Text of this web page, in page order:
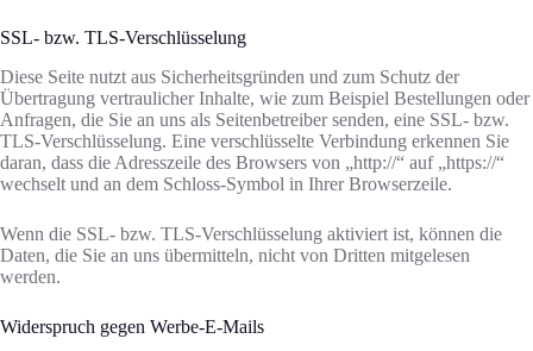
SSL- bzw. TLS-Verschlüsselung
Diese Seite nutzt aus Sicherheitsgründen und zum Schutz der
Übertragung vertraulicher Inhalte, wie zum Beispiel Bestellungen oder
Anfragen, die Sie an uns als Seitenbetreiber senden, eine SSL- bzw.
TLS-Verschlüsselung. Eine verschlüsselte Verbindung erkennen Sie
daran, dass die Adresszeile des Browsers von „http://“ auf „https://“
wechselt und an dem Schloss-Symbol in Ihrer Browserzeile.
Wenn die SSL- bzw. TLS-Verschlüsselung aktiviert ist, können die
Daten, die Sie an uns übermitteln, nicht von Dritten mitgelesen
werden.
Widerspruch gegen Werbe-E-Mails